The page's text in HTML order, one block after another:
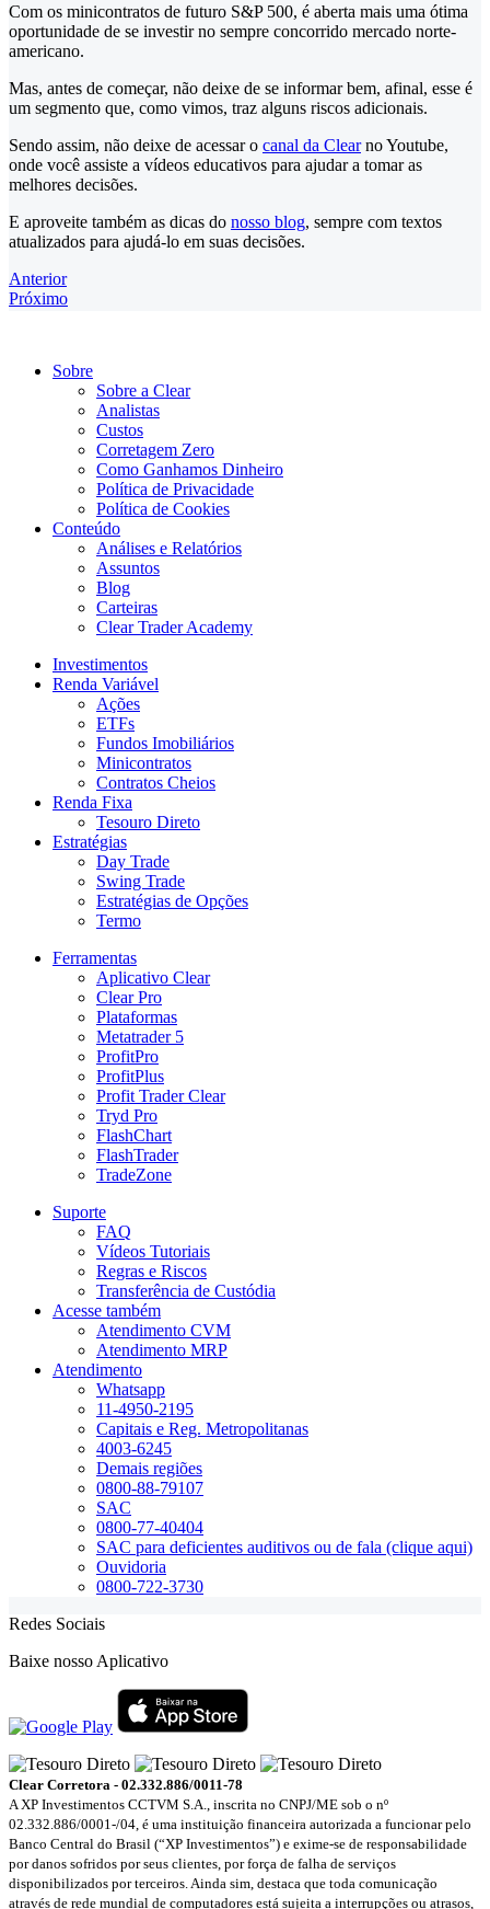
Com os minicontratos de futuro S&P 500, é aberta mais uma ótima
oportunidade de se investir no sempre concorrido mercado norte-
americano.
Mas, antes de começar, não deixe de se informar bem, afinal, esse é
um segmento que, como vimos, traz alguns riscos adicionais.
Sendo assim, não deixe de acessar o canal da Clearno Youtube,
onde você assiste a vídeos educativos para ajudar a tomar as
melhores decisões.
E aproveite também as dicas do nosso blog, sempre com textos
atualizados para ajudá-lo em suas decisões.
Anterior
Próximo
Sobre
Sobre a Clear
Analistas
Custos
Corretagem Zero
Como Ganhamos Dinheiro
Política de Privacidade
Política de Cookies
Conteúdo
Análises e Relatórios
Assuntos
Blog
Carteiras
Clear Trader Academy
Investimentos
Renda Variável
Ações
ETFs
Fundos Imobiliários
Minicontratos
Contratos Cheios
Renda Fixa
Tesouro Direto
Estratégias
Day Trade
Swing Trade
Estratégias de Opções
Termo
Ferramentas
Aplicativo Clear
Clear Pro
Plataformas
Metatrader 5
ProfitPro
ProfitPlus
Profit Trader Clear
Tryd Pro
FlashChart
FlashTrader
TradeZone
Suporte
FAQ
Vídeos Tutoriais
Regras e Riscos
Transferência de Custódia
Acesse também
Atendimento CVM
Atendimento MRP
Atendimento
Whatsapp
11-4950-2195
Capitais e Reg. Metropolitanas
4003-6245
Demais regiões
0800-88-79107
SAC
0800-77-40404
SAC para deficientes auditivos ou de fala (clique aqui)
Ouvidoria
0800-722-3730
Redes Sociais
Baixe nosso Aplicativo
Clear Corretora - 02.332.886/0011-78
A XP Investimentos CCTVM S.A., inscrita no CNPJ/ME sob o nº
02.332.886/0001-/­04, é uma instituição financeira autorizada a funcionar pelo
Banco Central do Brasil (“XP Investimentos”) e exime-se de responsabilidade
por danos sofridos por seus clientes, por força de falha de serviços
disponibilizados por terceiros. Ainda sim, destaca que toda comunicação
através de rede mundial de computadores está sujeita a interrupções ou atrasos,